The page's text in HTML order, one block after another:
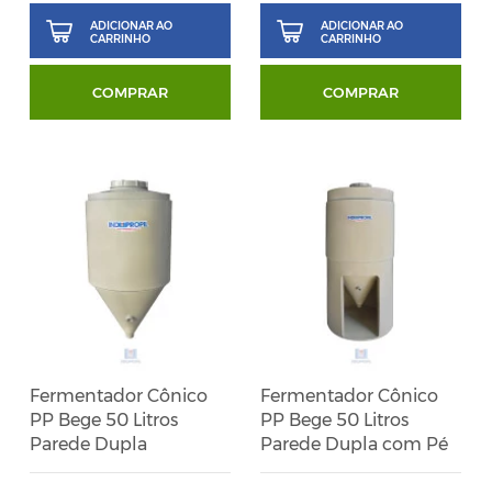
ADICIONAR AO
CARRINHO
COMPRAR
ADICIONAR AO
CARRINHO
COMPRAR
Fermentador Cônico
PP Bege 50 Litros
Parede Dupla
Fermentador Cônico
PP Bege 50 Litros
Parede Dupla com Pé